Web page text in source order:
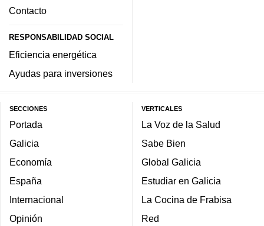
Contacto
RESPONSABILIDAD SOCIAL
Eficiencia energética
Ayudas para inversiones
SECCIONES
Portada
Galicia
Economía
España
Internacional
Opinión
VERTICALES
La Voz de la Salud
Sabe Bien
Global Galicia
Estudiar en Galicia
La Cocina de Frabisa
Red